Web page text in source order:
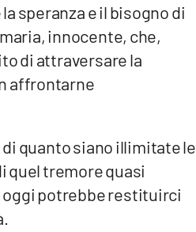
speranza e il bisogno di
innocente, che,
di attraversare la
affrontarne
quanto siano illimitate le
quel tremore quasi
potrebbe restituirci